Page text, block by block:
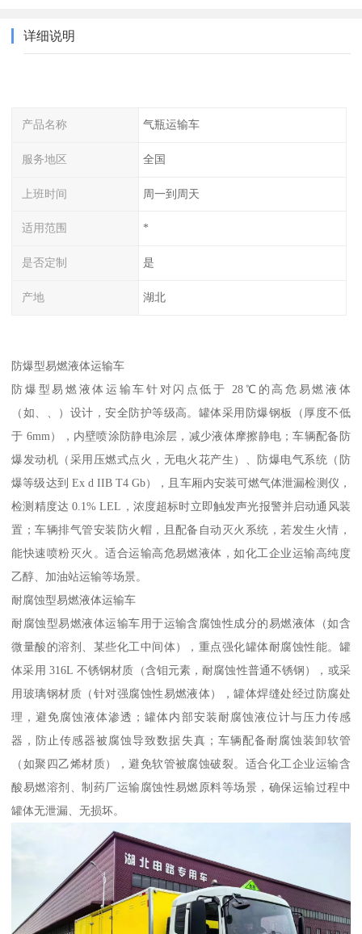
详细说明
产品名称 气瓶运输车
服务地区 全国
上班时间 周一到周天
适用范围 *
是否定制 是
产地 湖北
防爆型易燃液体运输车​
防爆型易燃液体运输车针对闪点低于 28℃的高危易燃液体
（如、、）设计，安全防护等级高。罐体采用防爆钢板（厚度不低
于 6mm），内壁喷涂防静电涂层，减少液体摩擦静电；车辆配备防
爆发动机（采用压燃式点火，无电火花产生）、防爆电气系统（防
爆等级达到 Ex d IIB T4 Gb），且车厢内安装可燃气体泄漏检测仪，
检测精度达 0.1% LEL，浓度超标时立即触发声光报警并启动通风装
置；车辆排气管安装防火帽，且配备自动灭火系统，若发生火情，
能快速喷粉灭火。适合运输高危易燃液体，如化工企业运输高纯度
乙醇、加油站运输等场景。​
耐腐蚀型易燃液体运输车​
耐腐蚀型易燃液体运输车用于运输含腐蚀性成分的易燃液体（如含
微量酸的溶剂、某些化工中间体），重点强化罐体耐腐蚀性能。罐
体采用 316L 不锈钢材质（含钼元素，耐腐蚀性普通不锈钢），或采
用玻璃钢材质（针对强腐蚀性易燃液体），罐体焊缝处经过防腐处
理，避免腐蚀液体渗透；罐体内部安装耐腐蚀液位计与压力传感
器，防止传感器被腐蚀导致数据失真；车辆配备耐腐蚀装卸软管
（如聚四乙烯材质），避免软管被腐蚀破裂。适合化工企业运输含
酸易燃溶剂、制药厂运输腐蚀性易燃原料等场景，确保运输过程中
罐体无泄漏、无损坏。​